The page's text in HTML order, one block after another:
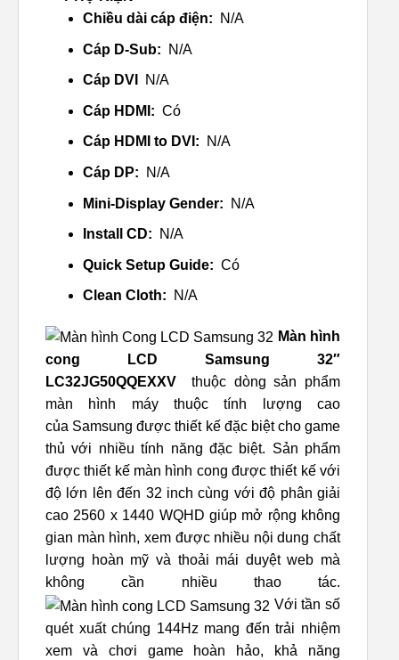
Chiều dài cáp điện:
N/A
Cáp D-Sub: N/A
Cáp DVI N/A
Cáp HDMI: Có
Cáp HDMI to DVI: N/A
Cáp DP: N/A
Mini-Display Gender: N/A
Install CD: N/A
Quick Setup Guide: Có
Clean Cloth: N/A
Màn hình
cong LCD Samsung 32″
LC32JG50QQEXXV
thuộc dòng sản phẩm
màn hình máy thuộc tính lượng cao
của Samsung được thiết kế đặc biệt cho game
thủ với nhiều tính năng đặc biệt. Sản phẩm
được thiết kế màn hình cong được thiết kế với
độ lớn lên đến 32 inch cùng với độ phân giải
cao 2560 x 1440 WQHD giúp mở rộng không
gian màn hình, xem được nhiều nội dung chất
lượng hoàn mỹ và thoải mái duyệt web mà
không cần nhiều thao tác.
Với tần số
quét xuất chúng 144Hz mang đến trải nhiệm
xem và chơi game hoàn hảo, khả năng